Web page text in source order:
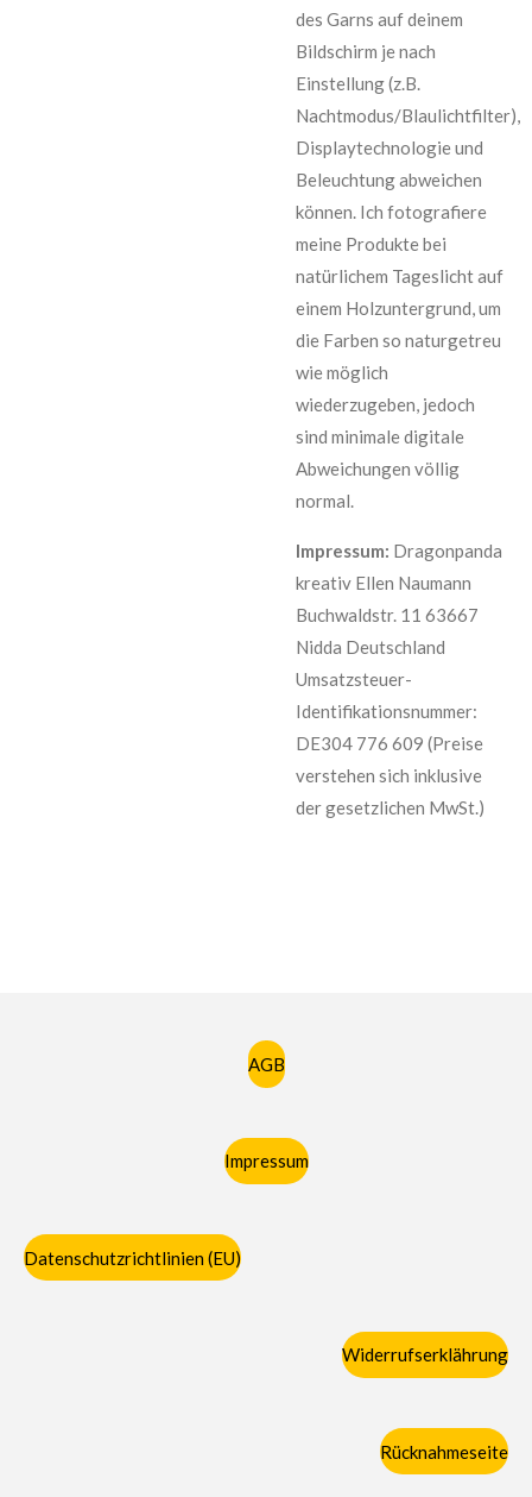
des Garns auf deinem
Bildschirm je nach
Einstellung (z.B.
Nachtmodus/Blaulichtfilter),
Displaytechnologie und
Beleuchtung abweichen
können. Ich fotografiere
meine Produkte bei
natürlichem Tageslicht auf
einem Holzuntergrund, um
die Farben so naturgetreu
wie möglich
wiederzugeben, jedoch
sind minimale digitale
Abweichungen völlig
normal.
Impressum: Dragonpanda
kreativ Ellen Naumann
Buchwaldstr. 11 63667
Nidda Deutschland
Umsatzsteuer-
Identifikationsnummer:
DE304 776 609 (Preise
verstehen sich inklusive
der gesetzlichen MwSt.)
AGB
Impressum
Datenschutzrichtlinien (EU)
Widerrufserklährung
Rücknahmeseite